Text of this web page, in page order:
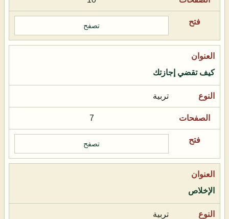
تصفح
كيف تقضي إجازتك
تربية
7
تصفح
الإخلاص
تربية